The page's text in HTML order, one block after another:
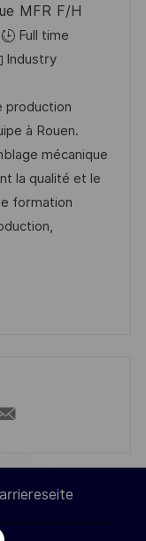
MFR F/H
Full time
Industry
production
à Rouen.
mécanique
la qualité et le
formation
E-
Mail